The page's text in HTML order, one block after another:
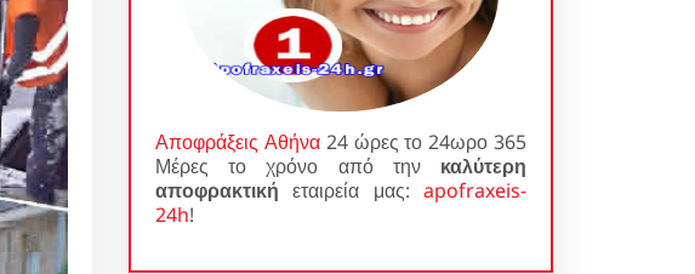
Αποφράξεις Αθήνα24 ώρες το 24ωρο 365
Μέρες το χρόνο από την καλύτερη
αποφρακτική εταιρεία μας: apofraxeis-
24h!